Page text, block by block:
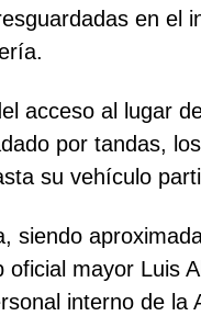
en el
acceso al lugar
por tandas,
su vehículo
siendo
oficial mayor Luis
interno de la